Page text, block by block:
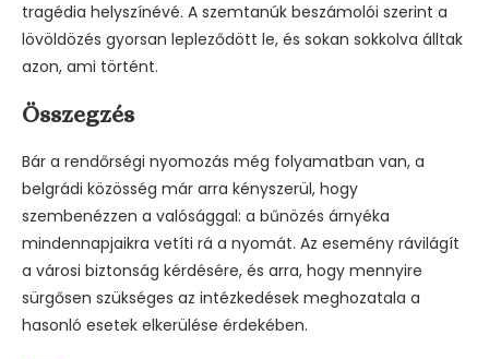
tragédia helyszínévé. A szemtanúk beszámolói szerint a
lövöldözés gyorsan lepleződött le, és sokan sokkolva álltak
azon, ami történt.
Összegzés
Bár a rendőrségi nyomozás még folyamatban van, a
belgrádi közösség már arra kényszerül, hogy
szembenézzen a valósággal: a bűnözés árnyéka
mindennapjaikra vetíti rá a nyomát. Az esemény rávilágít
a városi biztonság kérdésére, és arra, hogy mennyire
sürgősen szükséges az intézkedések meghozatala a
hasonló esetek elkerülése érdekében.